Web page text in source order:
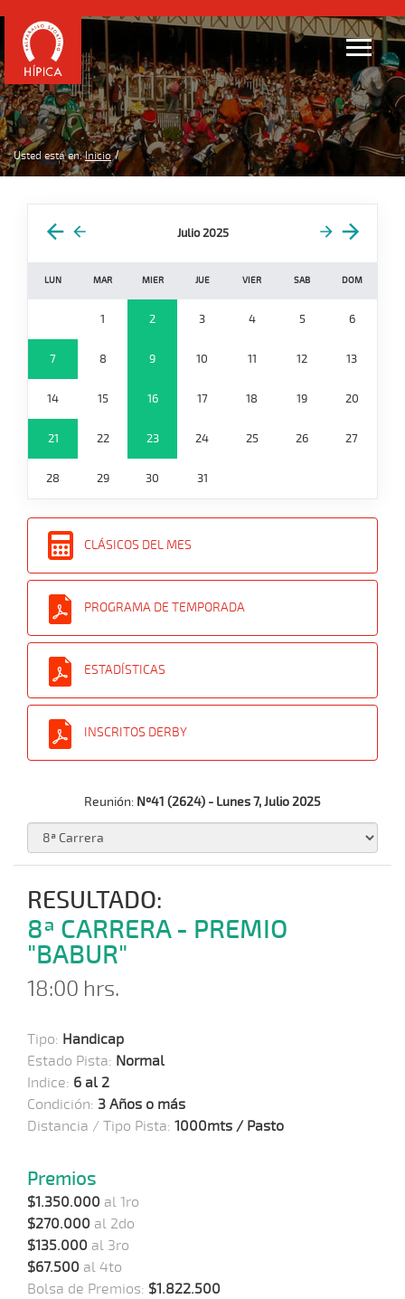
Usted está en: Inicio
Julio 2025
LUN MAR MIER JUE VIER SAB DOM
1 2 3 4 5 6
7 8 9 10 11 12 13
14 15 16 17 18 19 20
21 22 23 24 25 26 27
28 29 30 31
CLÁSICOS DEL MES
PROGRAMA DE TEMPORADA
ESTADÍSTICAS
INSCRITOS DERBY
Reunión: Nº41 (2624) - Lunes 7, Julio 2025
RESULTADO:
8ª CARRERA - PREMIO
"BABUR"
18:00 hrs.
Tipo: Handicap
Estado Pista: Normal
Indice: 6 al 2
Condición: 3 Años o más
Distancia / Tipo Pista: 1000mts / Pasto
Premios
$1.350.000 al 1ro
$270.000 al 2do
$135.000 al 3ro
$67.500 al 4to
Bolsa de Premios: $1.822.500